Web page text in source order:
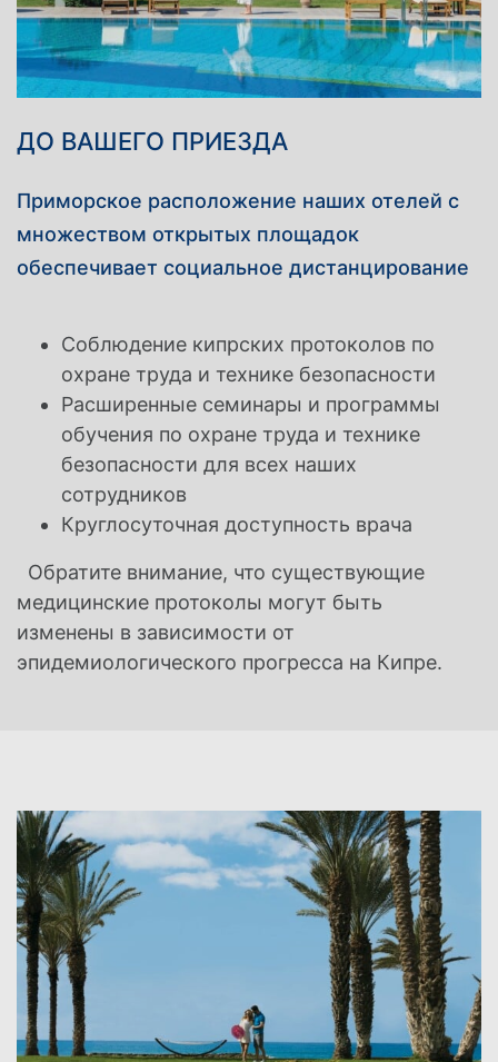
ДО ВАШЕГО ПРИЕЗДА
Приморское расположение наших отелей с
множеством открытых площадок
обеспечивает социальное дистанцирование
Соблюдение кипрских протоколов по
охране труда и технике безопасности
Расширенные семинары и программы
обучения по охране труда и технике
безопасности для всех наших
сотрудников
Круглосуточная доступность врача
Обратите внимание, что существующие
медицинские протоколы могут быть
изменены в зависимости от
эпидемиологического прогресса на Кипре.